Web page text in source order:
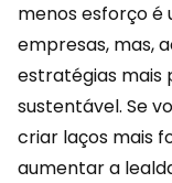
menos esforço é
empresas, mas,
estratégias mais
sustentável. Se
criar laços mais
aumentar a